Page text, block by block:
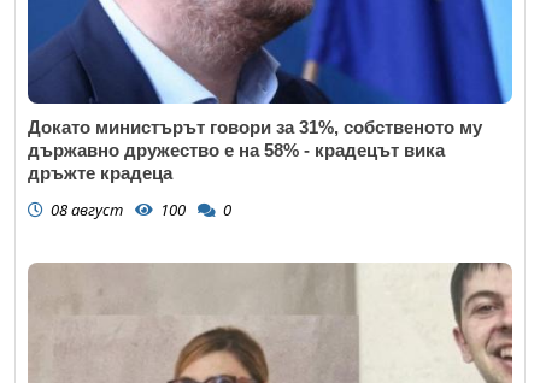
Докато министърът говори за 31%, собственото му
държавно дружество е на 58% - крадецът вика
дръжте крадеца
08 август 100 0